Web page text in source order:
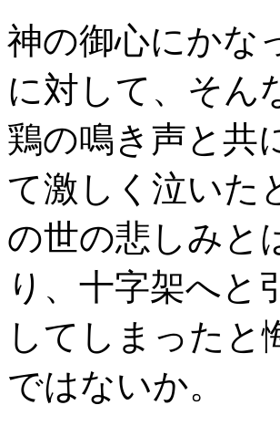
神の御心にかな
に対して、そん
鶏の鳴き声と共
て激しく泣いた
の世の悲しみと
り、十字架へと
してしまったと
ではないか。